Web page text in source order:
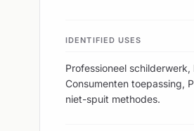
IDENTIFIED USES
Professioneel
Consumenten toepassing,
niet-spuit methodes.